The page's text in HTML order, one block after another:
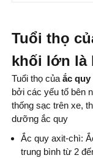
Kiểu cọc:
Tuổi thọ
khối lớn là
Tuổi thọ của ắc
bởi các yếu tố bên
thống sạc trên xe,
dưỡng ắc quy
Ắc quy axit-chì:
trung bình từ 2